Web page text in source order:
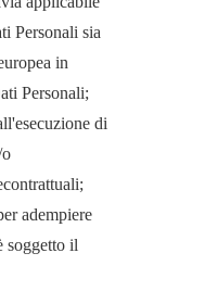
Personali sia
in
Personali;
di
adempiere
soggetto il